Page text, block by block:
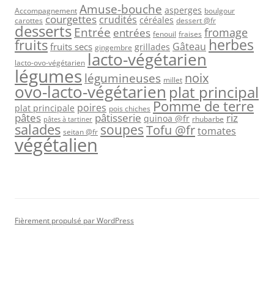
Accompagnement Amuse-bouche asperges boulgour
carottes courgettescrudités céréales dessert @fr
desserts Entrée entrées fenouil fraises fromage
fruits fruits secs gingembre grillades Gâteau herbes
lacto-ovo-végétarien lacto-végétarien
légumes légumineuses millet noix
ovo-lacto-végétarien plat principal
plat principale poires pois chiches Pomme de terre
pâtes pâtes à tartiner pâtisserie quinoa @fr rhubarbe riz
salades seitan @fr soupesTofu @frtomates
végétalien
Fièrement propulsé par WordPress